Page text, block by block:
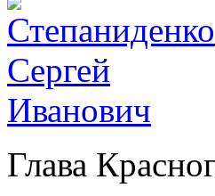
Глава